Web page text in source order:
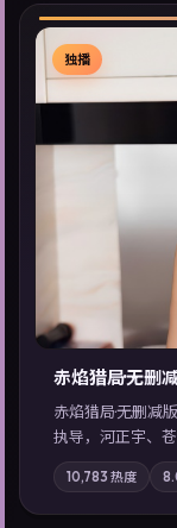
独播
赤焰猎局·无删
赤焰猎局·无删减
执导，河正宇、
亲情与职责必须
气质；站内亦可
索同类型高分佳
10,783 热度